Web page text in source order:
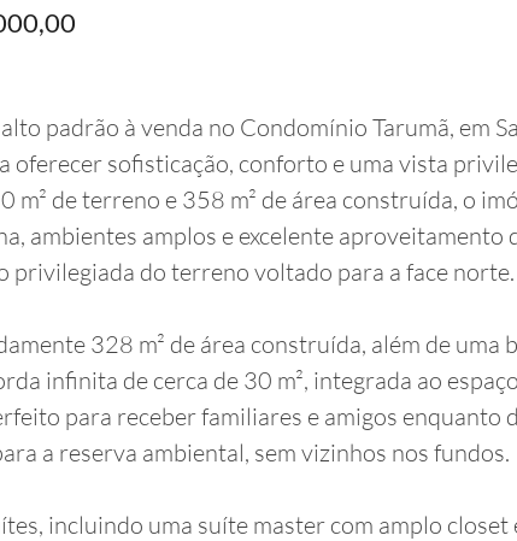
padrão à venda no Condomínio Tarumã, em
oferecer sofisticação, conforto e uma vista
m² de terreno e 358 m² de área construída, o
ambientes amplos e excelente aproveitamento
privilegiada do terreno voltado para a face norte.
328 m² de área construída, além de uma
infinita de cerca de 30 m², integrada ao
para receber familiares e amigos enquanto
a reserva ambiental, sem vizinhos nos fundos.
incluindo uma suíte master com amplo closet